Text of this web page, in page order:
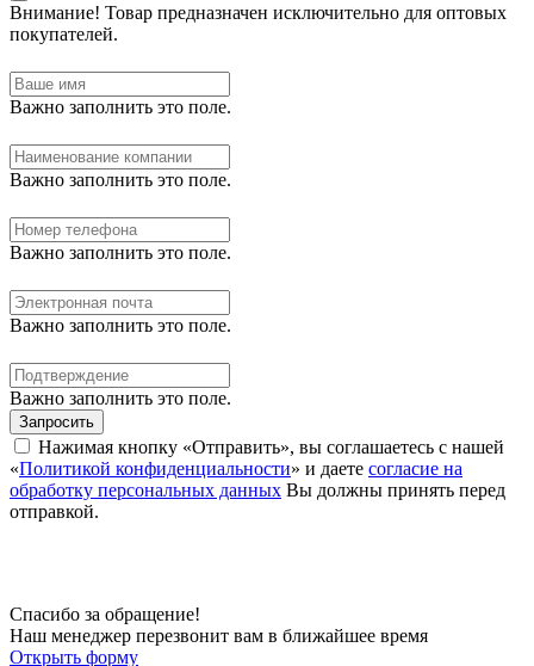
Внимание! Товар предназначен исключительно для оптовых
покупателей.
Важно заполнить это поле.
Важно заполнить это поле.
Важно заполнить это поле.
Важно заполнить это поле.
Важно заполнить это поле.
Запросить
Нажимая кнопку «Отправить», вы соглашаетесь с нашей
«Политикой конфиденциальности» и даете согласие на
обработку персональных данных Вы должны принять перед
отправкой.
Спасибо за обращение!
Наш менеджер перезвонит вам в ближайшее время
Открыть форму